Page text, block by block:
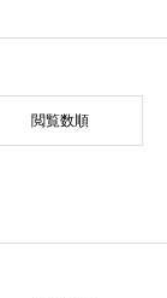
閲覧数順